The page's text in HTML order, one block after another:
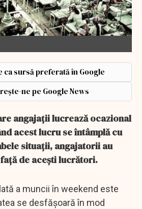
ca sursă preferată în Google
ne pe Google News
angajații lucrează ocazional
acest lucru se întâmplă cu
situații, angajatorii au
de acești lucrători.
a muncii în weekend este
se desfășoară în mod